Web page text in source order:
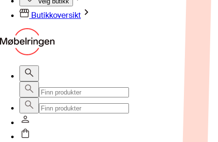
Butikkoversikt